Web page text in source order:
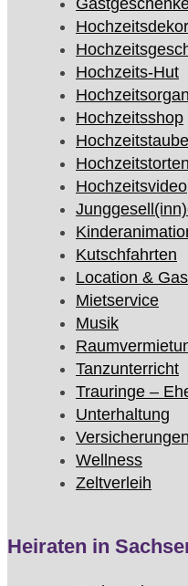
Hochzeits-Hut
Hochzeitsshop
Hochzeitstorten
Hochzeitsvideo
Kutschfahrten
Location &
Mietservice
Musik
Tanzunterricht
Trauringe –
Unterhaltung
Wellness
Zeltverleih
Heiraten in